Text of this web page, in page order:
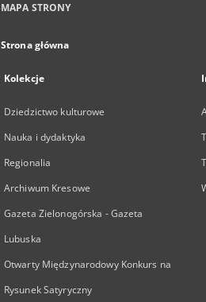
MAPA STRONY
Strona główna
Kolekcje
Dziedzictwo kulturowe
Nauka i dydaktyka
Regionalia
Archiwum Kresowe
Gazeta Zielonogórska - Gazeta
Lubuska
Otwarty Międzynarodowy Konkurs na
Rysunek Satyryczny